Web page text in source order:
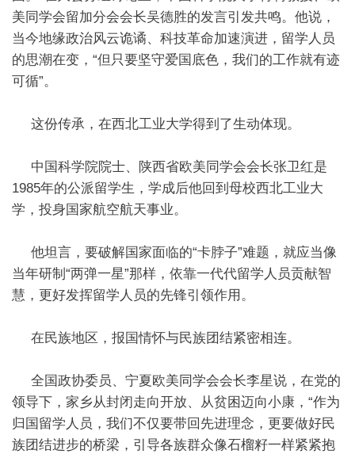
美同学会留加分会会长吴德胜的发言引发共鸣。他说，
当今地缘政治风云诡谲、科技革命加速演进，留学人员
的思潮在变，“但只要坚守爱国底色，我们的工作就有迹
可循”。
这份传承，在西北工业大学得到了生动体现。
中国科学院院士、陕西省欧美同学会会长张卫红是
1985年的公派留学生，学成后他回到母校西北工业大
学，投身国家航空航天事业。
他坦言，要破解国家面临的“卡脖子”难题，就应当像
当年研制“两弹一星”那样，依靠一代代留学人员贡献智
慧，更好发挥留学人员的先锋引领作用。
在民族地区，报国情怀与民族团结紧密相连。
全国政协委员、宁夏欧美同学会会长李星说，在党的
领导下，家乡从封闭走向开放、从贫困迈向小康，“作为
归国留学人员，我们不仅要带回先进理念，更要做好民
族团结进步的桥梁，引导各族群众像石榴籽一样紧紧抱